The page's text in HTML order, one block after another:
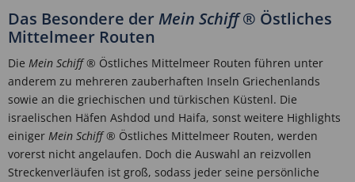
Das Besondere derMein Schiff® Östliches
Mittelmeer Routen
Die Mein Schiff® Östliches Mittelmeer Routen führen unter
anderem zu mehreren zauberhaften Inseln Griechenlands
sowie an die griechischen und türkischen Küstenl. Die
israelischen Häfen Ashdod und Haifa, sonst weitere Highlights
einiger Mein Schiff® Östliches Mittelmeer Routen, werden
vorerst nicht angelaufen. Doch die Auswahl an reizvollen
Streckenverläufen ist groß, sodass jeder seine persönliche